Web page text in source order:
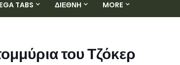
TABS ΔΙΕΘΝΗ MORE
του Τζόκερ